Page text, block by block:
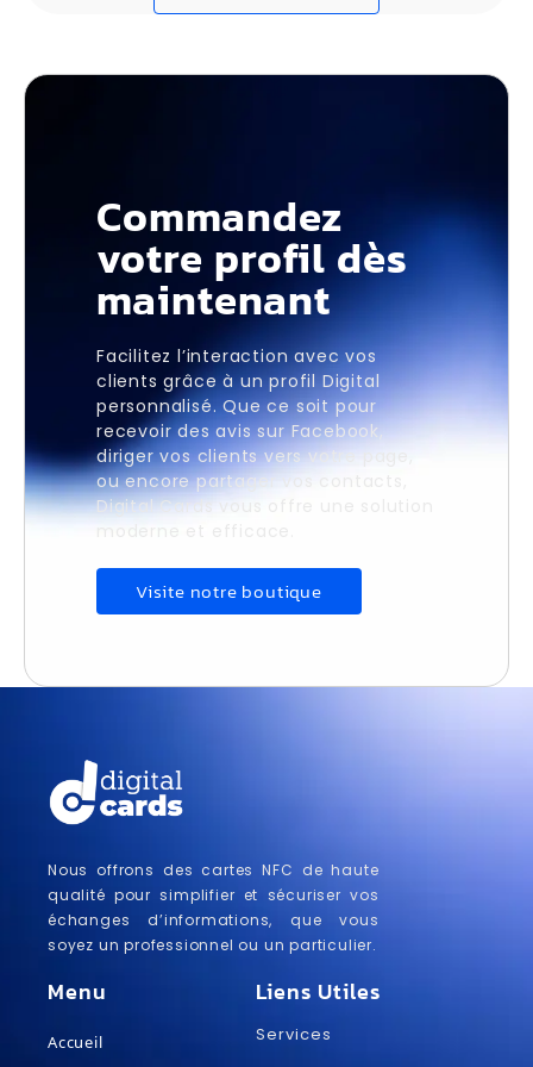
Commandez
votre profil dès
maintenant
Facilitez l’interaction avec vos
clients grâce à un profil Digital
personnalisé. Que ce soit pour
recevoir des avis sur Facebook,
diriger vos clients vers votre page,
ou encore partager vos contacts,
Digital Cards vous offre une solution
Visite notre boutique
Nous offrons des cartes NFC de haute
qualité pour simplifier et sécuriser vos
échanges d’informations, que vous
soyez un professionnel ou un particulier.
Menu
Accueil
Liens Utiles
Services